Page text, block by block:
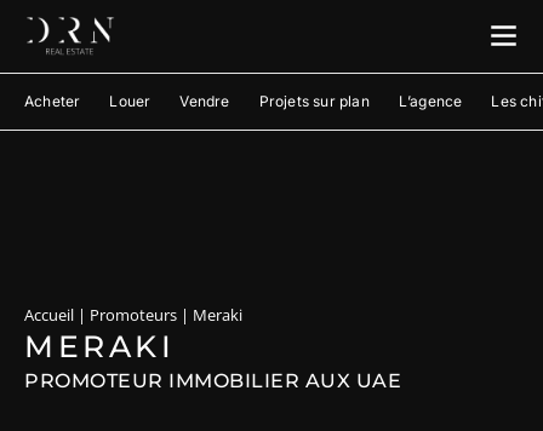
Acheter Louer Vendre Projets sur plan L’agence Les
Accueil | Promoteurs | Meraki
MERAKI
PROMOTEUR IMMOBILIER AUX UAE